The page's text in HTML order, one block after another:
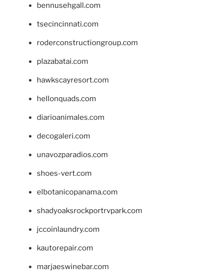
bennusehgall.com
tsecincinnati.com
roderconstructiongroup.com
plazabatai.com
hawkscayresort.com
hellonquads.com
diarioanimales.com
decogaleri.com
unavozparadios.com
shoes-vert.com
elbotanicopanama.com
shadyoaksrockportrvpark.com
jccoinlaundry.com
kautorepair.com
marjaeswinebar.com